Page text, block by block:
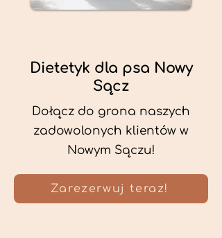
Dietetyk dla psa Nowy
Sącz
Dołącz do grona naszych
zadowolonych klientów w
Nowym Sączu!
Zarezerwuj teraz!